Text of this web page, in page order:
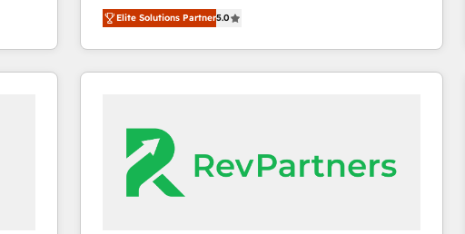
HubSpot大百科 出版 CRM・AI活用に関するご相談、現
growth. As a triple-accredited HubSpot Solutions
Partner, we specialize in both strategic RevOps
planning and hands-on technical execution - building
the operational foundation companies need to
Franchises - Professional Services - And more! How
we help: ✔️ Full HubSpot implementations and portal
optimization ✔️ Data migrations, CRM architecture,
and reporting foundations ✔️ Custom integrations
Elite Solutions Partner5.0